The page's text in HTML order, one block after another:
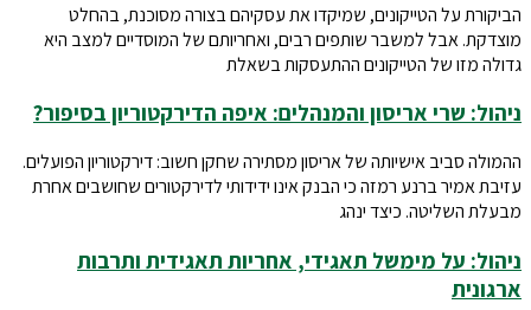
הביקורת על הטייקונים, שמיקדו את עסקיהם בצורה מסוכנת, בהחלט
מוצדקת. אבל למשבר שותפים רבים, ואחריותם של המוסדיים למצב היא
גדולה מזו של הטייקונים ההתעסקות בשאלת
ניהול: שרי אריסון והמנהלים: איפה הדירקטוריון בסיפור?
ההמולה סביב אישיותה של אריסון מסתירה שחקן חשוב: דירקטוריון הפועלים.
עזיבת אמיר ברנע רמזה כי הבנק אינו ידידותי לדירקטורים שחושבים אחרת
מבעלת השליטה. כיצד ינהג
ניהול: על מימשל תאגידי, אחריות תאגידית ותרבות
ארגונית